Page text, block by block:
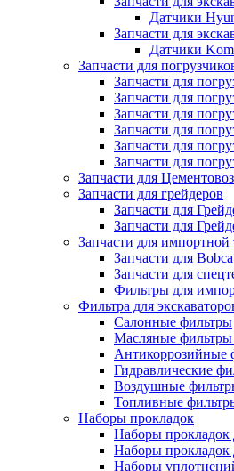
Датчики
Запчасти для
Датчики
Запчасти для
Запчасти для
Запчасти для
Запчасти для
Запчасти для
Запчасти для
Запчасти для
Запчасти для
Запчасти для грейдеров
Запчасти для
Запчасти для
Запчасти для импортной
Запчасти для
Запчасти для
Фильтры для
Фильтра для
Салонные фильтры
Масляные фильтры
Антикоррозийные
Гидравлические
Воздушные
Топливные
Наборы прокладок
Наборы прокладок
Наборы прокладок
Наборы